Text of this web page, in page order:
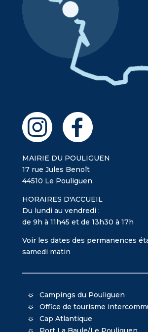
MAIRIE DU POULIGUEN
17 rue Jules Benoît
44510 Le Pouliguen
HORAIRES D'ACCUEIL
Du lundi au vendredi :
de 9h à 11h45 et de 13h30 à 17h
Voir les dates des permanences
samedi matin
Campings du Pouliguen
Office de tourisme
Cap Atlantique